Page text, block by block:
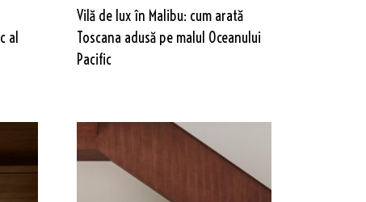
al
Vilă de lux în Malibu: cum arată
Toscana adusă pe malul Oceanului
Pacific